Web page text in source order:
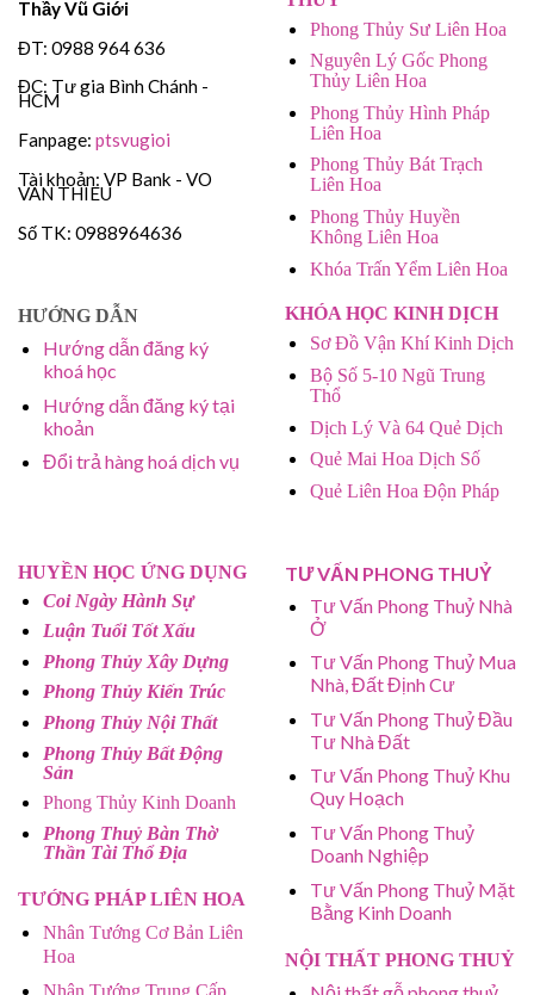
Thầy Vũ Giới
ĐT: 0988 964 636
ĐC: Tư gia Bình Chánh -
HCM
Fanpage: ptsvugioi
Tài khoản: VP Bank - VO
VAN THIEU
Số TK: 0988964636
HƯỚNG DẪN
Hướng dẫn đăng ký
khoá học
Hướng dẫn đăng ký tại
khoản
Đổi trả hàng hoá dịch vụ
Phong Thủy Sư Liên Hoa
Nguyên Lý Gốc Phong
Thủy Liên Hoa
Phong Thủy Hình Pháp
Liên Hoa
Phong Thủy Bát Trạch
Liên Hoa
Phong Thủy Huyền
Không Liên Hoa
Khóa Trấn Yểm Liên Hoa
KHÓA HỌC KINH DỊCH
Sơ Đồ Vận Khí Kinh Dịch
Bộ Số 5-10 Ngũ Trung
Thổ
Dịch Lý Và 64 Quẻ Dịch
Quẻ Mai Hoa Dịch Số
Quẻ Liên Hoa Độn Pháp
HUYỀN HỌC ỨNG DỤNG
Coi Ngày Hành Sự
Luận Tuổi Tốt Xấu
Phong Thủy Xây Dựng
Phong Thủy Kiến Trúc
Phong Thủy Nội Thất
Phong Thủy Bất Động
Sản
Phong Thủy Kinh Doanh
Phong Thuỷ Bàn Thờ
Thần Tài Thổ Địa
TƯỚNG PHÁP LIÊN HOA
Nhân Tướng Cơ Bản Liên
Hoa
TƯ VẤN PHONG THUỶ
Tư Vấn Phong Thuỷ Nhà
Ở
Tư Vấn Phong Thuỷ Mua
Nhà, Đất Định Cư
Tư Vấn Phong Thuỷ Đầu
Tư Nhà Đất
Tư Vấn Phong Thuỷ Khu
Quy Hoạch
Tư Vấn Phong Thuỷ
Doanh Nghiệp
Tư Vấn Phong Thuỷ Mặt
Bằng Kinh Doanh
NỘI THẤT PHONG THUỶ